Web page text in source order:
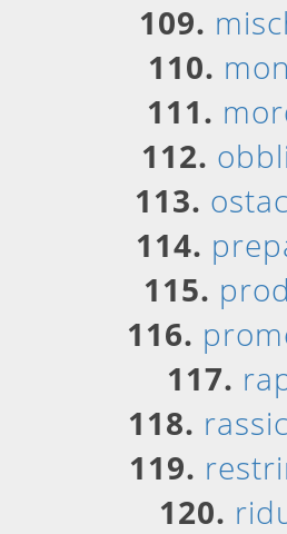
109.
110.
111.
112.
113.
114.
115.
116.
117.
118.
119.
120.